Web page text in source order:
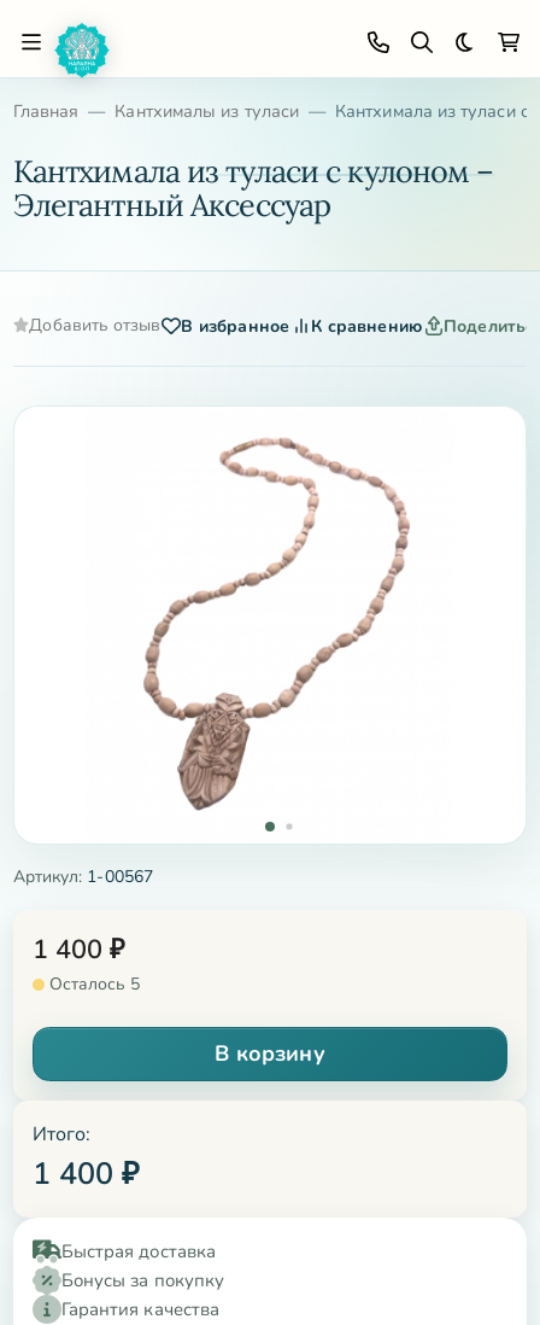
Темная
Главная Кантхималы из туласи Кантхимала из туласи
Кантхимала из туласи с кулоном –
Элегантный Аксессуар
Добавить отзыв В избранное К сравнению
Артикул: 1-00567
1 400 ₽
Осталось 5
В корзину
Итого:
1 400 ₽
Быстрая доставка
Бонусы за покупку
Гарантия качества